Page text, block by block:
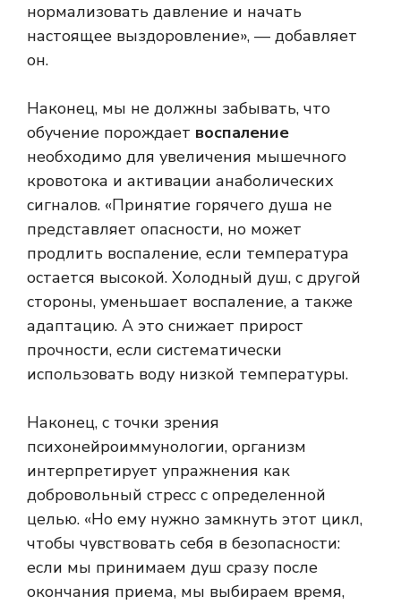
нормализовать давление и начать
настоящее выздоровление», — добавляет
он.
Наконец, мы не должны забывать, что
обучение порождает воспаление
необходимо для увеличения мышечного
кровотока и активации анаболических
сигналов. «Принятие горячего душа не
представляет опасности, но может
продлить воспаление, если температура
остается высокой. Холодный душ, с другой
стороны, уменьшает воспаление, а также
адаптацию. А это снижает прирост
прочности, если систематически
использовать воду низкой температуры.
Наконец, с точки зрения
психонейроиммунологии, организм
интерпретирует упражнения как
добровольный стресс с определенной
целью. «Но ему нужно замкнуть этот цикл,
чтобы чувствовать себя в безопасности:
если мы принимаем душ сразу после
окончания приема, мы выбираем время,